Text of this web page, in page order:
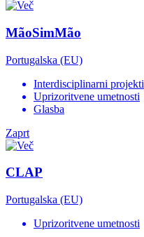
MãoSimMão
Portugalska (EU)
Interdisciplinarni projekti
Uprizoritvene umetnosti
Glasba
Zaprt
CLAP
Portugalska (EU)
Uprizoritvene umetnosti